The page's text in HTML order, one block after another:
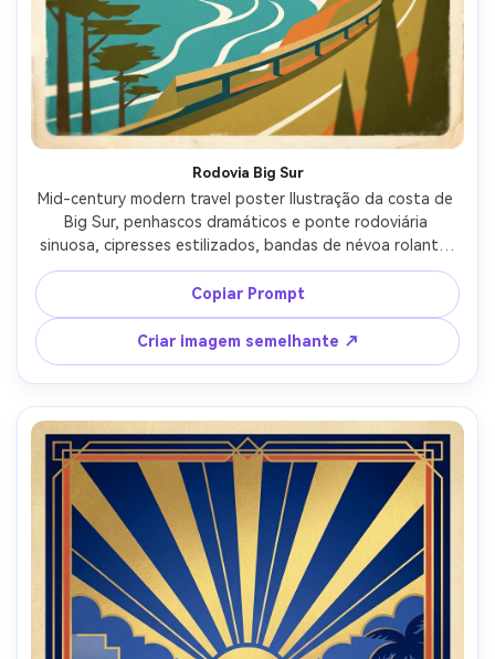
Rodovia Big Sur
Mid-century modern travel poster Ilustração da costa de
Big Sur, penhascos dramáticos e ponte rodoviária
sinuosa, cipresses estilizados, bandas de névoa rolante,
oceano azul com linhas de onda simplificadas, esfera
quente do pôr do sol, formas mínimas, espaço negativo
forte, manchete sans-serif ousado "Big Sur" com pequena
legenda "Costa da Califórnia" e coordenadas, grão de
impressão vintage, bordas ligeiramente desgastadas,
lente de 85mm, profundidade de campo rasa-AR 4:5
Copiar Prompt
Criar imagem semelhante ↗